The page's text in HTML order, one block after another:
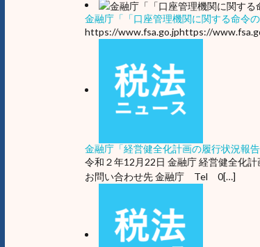
金融庁「「口座管理機関に関する命令
https://www.fsa.go.jphttps://
金融庁「経営健全化計画の履行状況報
令和２年12月22日 金融庁 経営健全化
お問い合わせ先 金融庁 Tel 0[…]